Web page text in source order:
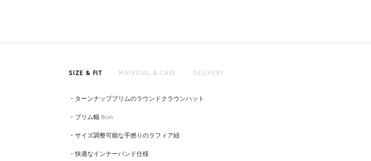
SIZE & FIT MATERIAL & CARE DELIVERY
・ターンナップブリムのラウンドクラウンハット
・ブリム幅 8cm
・サイズ調整可能な手撚りのラフィア紐
・快適なインナーバンド仕様